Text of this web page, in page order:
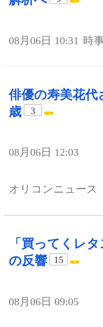
08月06日 10:31 時
俳優の寿美花代
歳
3
08月06日 12:03
オリコンニュース
「買ってくレ
の反響
15
08月06日 09:05